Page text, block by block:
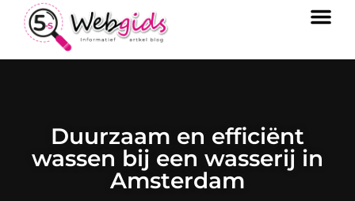
Duurzaam en efficiënt
wassen bij een wasserij in
Amsterdam